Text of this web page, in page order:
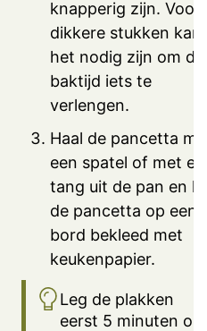
knapperig zijn. Voor
dikkere stukken kan
het nodig zijn om de
baktijd iets te
verlengen.
Haal de pancetta
een spatel of met
tang uit de pan en
de pancetta op een
bord bekleed met
keukenpapier.
Leg de plakken
eerst 5 minuten op